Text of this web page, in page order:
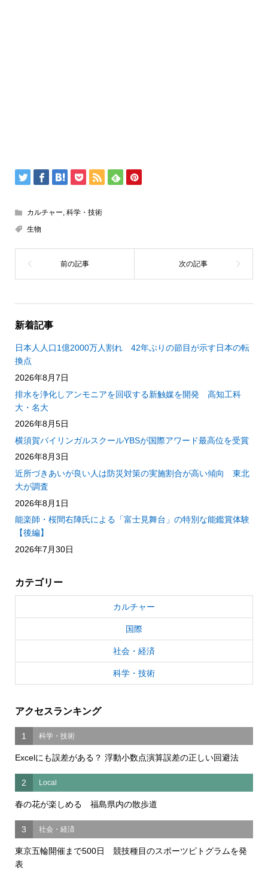
カルチャー, 科学・技術
生物
新着記事
日本人人口1億2000万人割れ 42年ぶりの節目が示す日本の転
換点
2026年8月7日
排水を浄化しアンモニアを回収する新触媒を開発 高知工科
大・名大
2026年8月5日
横須賀バイリンガルスクールYBSが国際アワード最高位を受賞
2026年8月3日
近所づきあいが良い人は防災対策の実施割合が高い傾向 東北
大が調査
2026年8月1日
能楽師・桜間右陣氏による「富士見舞台」の特別な能鑑賞体験
【後編】
2026年7月30日
カテゴリー
カルチャー
国際
社会・経済
科学・技術
アクセスランキング
1 科学・技術
Excelにも誤差がある？ 浮動小数点演算誤差の正しい回避法
2 Local
春の花が楽しめる 福島県内の散歩道
3 社会・経済
東京五輪開催まで500日 競技種目のスポーツピトグラムを発
表